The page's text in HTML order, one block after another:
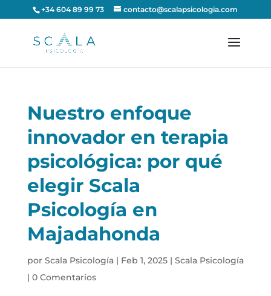
+34 604 89 99 73 contacto@scalapsicologia.com
Nuestro enfoque
innovador en terapia
psicológica: por qué
elegir Scala
Psicología en
Majadahonda
por Scala Psicología| Feb 1, 2025| Scala Psicología
| 0 Comentarios